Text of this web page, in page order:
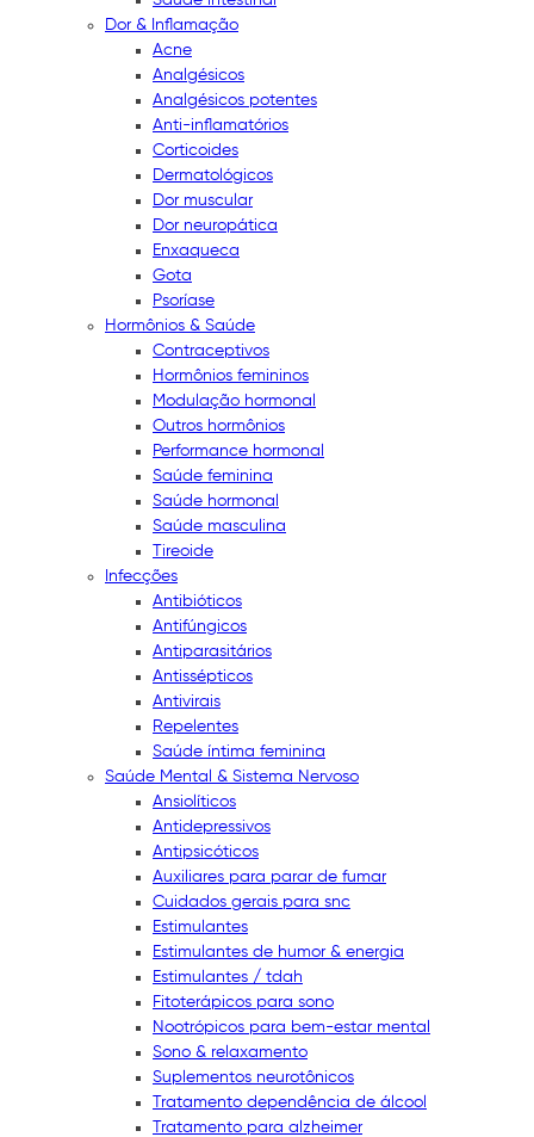
Dor & Inflamação
Acne
Analgésicos
Analgésicos potentes
Anti-inflamatórios
Corticoides
Dermatológicos
Dor muscular
Dor neuropática
Enxaqueca
Gota
Psoríase
Hormônios & Saúde
Contraceptivos
Hormônios femininos
Modulação hormonal
Outros hormônios
Performance hormonal
Saúde feminina
Saúde hormonal
Saúde masculina
Tireoide
Infecções
Antibióticos
Antifúngicos
Antiparasitários
Antissépticos
Antivirais
Repelentes
Saúde íntima feminina
Saúde Mental & Sistema Nervoso
Ansiolíticos
Antidepressivos
Antipsicóticos
Auxiliares para parar de fumar
Cuidados gerais para snc
Estimulantes
Estimulantes de humor & energia
Estimulantes / tdah
Fitoterápicos para sono
Nootrópicos para bem-estar mental
Sono & relaxamento
Suplementos neurotônicos
Tratamento dependência de álcool
Tratamento para alzheimer